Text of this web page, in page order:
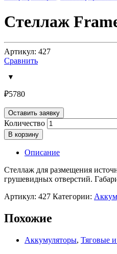
Стеллаж
Артикул: 427
Сравнить
₽5780
Оставить заявку
Количество
В корзину
Описание
Стеллаж для размещения
грушевидных отверстий.
Артикул: 427 Категории:
Похожие
Аккумуляторы, Тяговые